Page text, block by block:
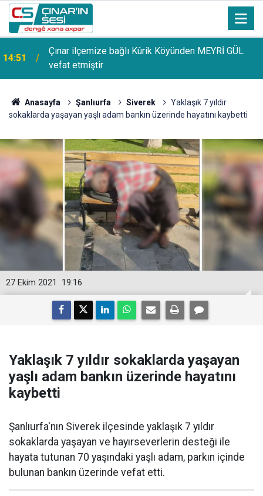
14:51
Çınar ilçemize bağlı Kûrik Köyünden MEYRİ GÜL
vefat etmiştir
Anasayfa Şanlıurfa Siverek
Yaklaşık 7 yıldır
sokaklarda yaşayan yaşlı adam bankın üzerinde hayatını kaybetti
19:16
27 Ekim 2021
Yaklaşık 7 yıldır sokaklarda yaşayan
yaşlı adam bankın üzerinde hayatını
kaybetti
Şanlıurfa'nın Siverek ilçesinde yaklaşık 7 yıldır
sokaklarda yaşayan ve hayırseverlerin desteği ile
hayata tutunan 70 yaşındaki yaşlı adam, parkın içinde
bulunan bankın üzerinde vefat etti.